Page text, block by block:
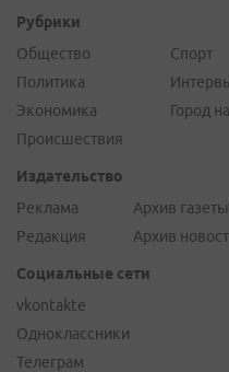
Рубрики
Общество
Политика
Экономика
Происшествия
Спорт
Город
Издательство
Реклама
Редакция
Архив
Архив
Социальные сети
vkontakte
Одноклассники
Телеграм